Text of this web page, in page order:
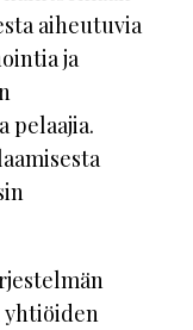
aiheutuvia
ja
pelaajia.
yhtiöiden